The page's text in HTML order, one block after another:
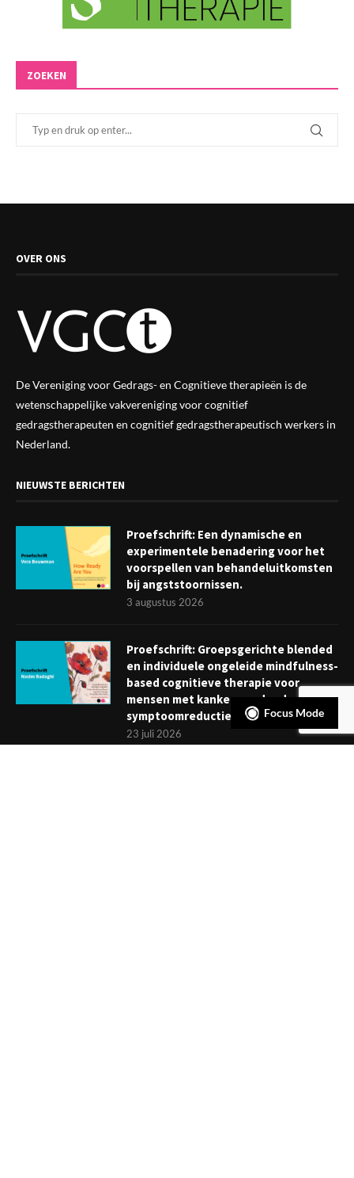
ZOEKEN
OVER ONS
De Vereniging voor Gedrags- en Cognitieve therapieën is de
wetenschappelijke vakverenigingvoor cognitief
gedragstherapeuten en cognitief gedragstherapeutisch werkers in
Nederland.
NIEUWSTE BERICHTEN
Proefschrift: Een dynamische en
experimentele benadering voor het
voorspellen van behandeluitkomsten
bij angststoornissen.
3 augustus 2026
Proefschrift: Groepsgerichte blended
en individuele ongeleide mindfulness-
based cognitieve therapie voor
mensen met kanker: verder dan
symptoomreductie
23 juli 2026
Focus Mode